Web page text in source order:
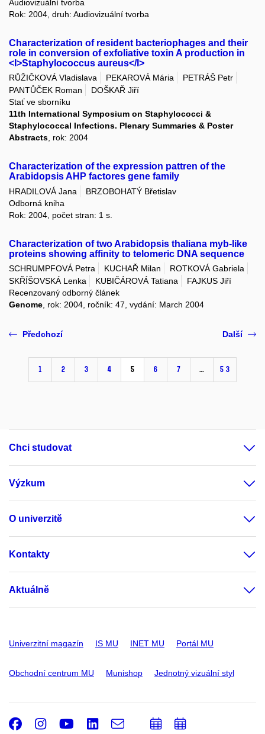
Audiovizuální tvorba
Rok: 2004, druh: Audiovizuální tvorba
Characterization of resident bacteriophages and their
role in conversion of exfoliative toxin A production in
<I>Staphylococcus aureus</I>
RŮŽIČKOVÁ Vladislava PEKAROVÁ Mária
PETRÁŠ Petr
PANTŮČEK Roman
DOŠKAŘ Jiří
Stať ve sborníku
11th International Symposium on Staphylococci &
Staphylococcal Infections. Plenary Summaries & Poster
Abstracts, rok: 2004
Characterization of the expression pattren of the
Arabidopsis AHP factores gene family
HRADILOVÁ Jana
BRZOBOHATÝ Břetislav
Odborná kniha
Rok: 2004, počet stran: 1 s.
Characterization of two Arabidopsis thaliana myb-like
proteins showing affinity to telomeric DNA sequence
SCHRUMPFOVÁ Petra KUCHAŘ Milan
ROTKOVÁ Gabriela
SKŘÍŠOVSKÁ Lenka
KUBIČÁROVÁ Tatiana
FAJKUS Jiří
Recenzovaný odborný článek
Genome , rok: 2004, ročník: 47, vydání: March 2004
Předchozí
1 2 3 4 5 6 7 … 53
Další
Chci studovat
Výzkum
O univerzitě
Kontakty
Aktuálně
Univerzitní magazín IS MU INET MU Portál MU
Obchodní centrum MU Munishop Jednotný vizuální styl
Facebook
Instagram
Youtube
LinkedIn
e-
PřidatPřidat